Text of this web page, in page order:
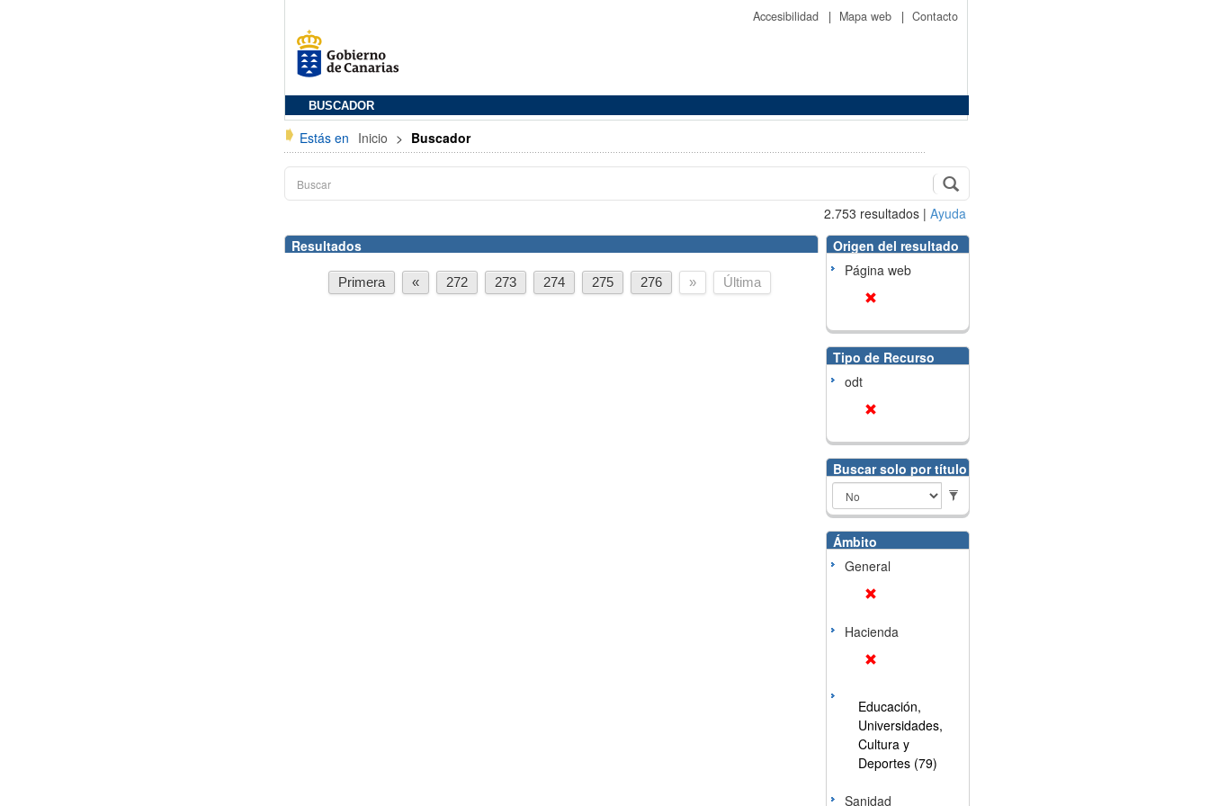
Accesibilidad | Mapa web | Contacto
BUSCADOR
Estás en Inicio > Buscador
2.753 resultados | Ayuda
Resultados
Primera « 272 273 274 275 276 » Última
Origen del resultado
Página web
Tipo de Recurso
odt
Buscar solo por título
Ámbito
General
Hacienda
Educación,
Universidades,
Cultura y
Deportes (79)
Sanidad